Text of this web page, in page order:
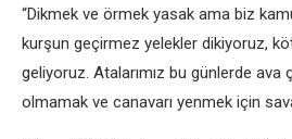
“Dikmek ve örmek yasak ama biz
kurşun geçirmez yelekler dikiyoruz,
geliyoruz. Atalarımız bu günlerde ava
olmamak ve canavarı yenmek için